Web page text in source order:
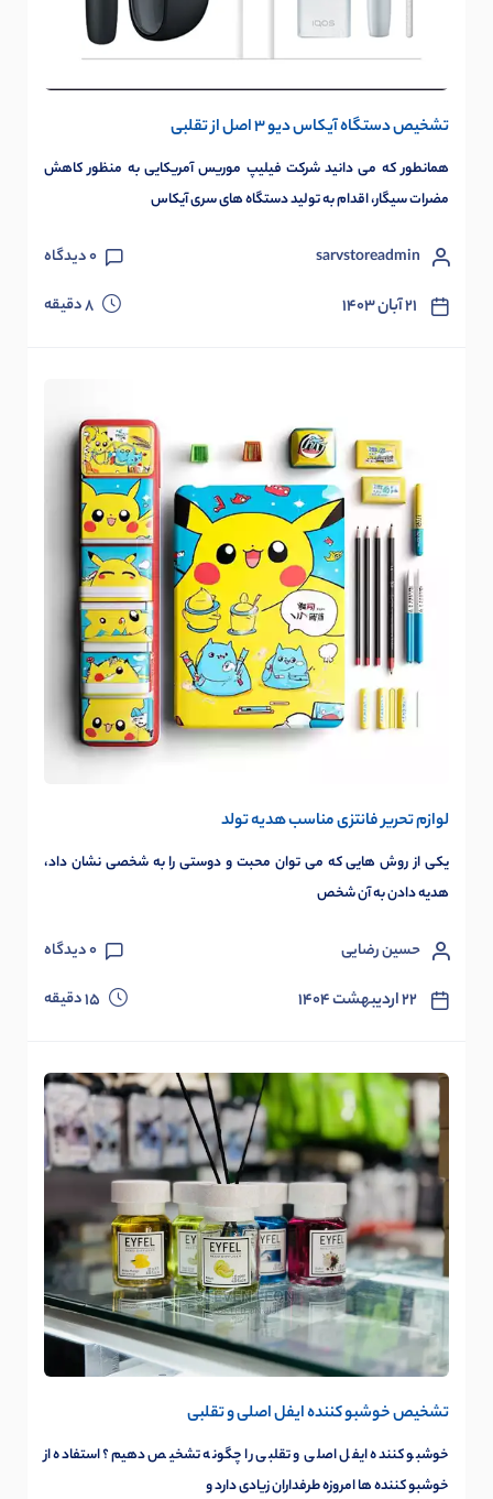
تشخیص دستگاه آیکاس دیو 3 اصل از تقلبی
همانطور که می دانید شرکت فیلیپ موریس آمریکایی به منظور کاهش
مضرات سیگار، اقدام به تولید دستگاه های سری آیکاس
sarvstoreadmin
0دیدگاه
۲۱ آبان ۱۴۰۳ 8دقیقه
لوازم تحریر فانتزی مناسب هدیه تولد
یکی از روش هایی که می توان محبت و دوستی را به شخصی نشان داد،
هدیه دادن به آن شخص
حسین رضایی 0دیدگاه
۲۲ اردیبهشت ۱۴۰۴ 15دقیقه
تشخیص خوشبو کننده ایفل اصلی و تقلبی
خوشبو کننده ایفل اصلی و تقلبی را چگونه تشخیص دهیم؟ استفاده از
خوشبو کننده ها امروزه طرفداران زیادی دارد و